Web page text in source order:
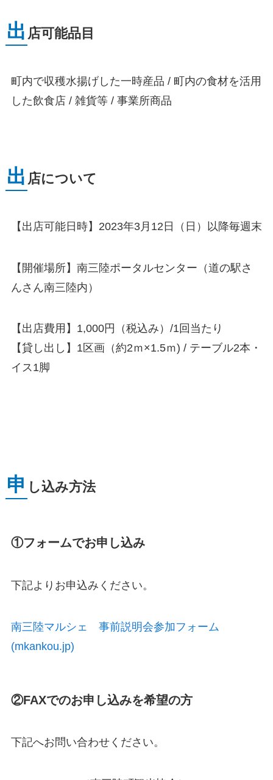
出 店可能品目
町内で収穫水揚げした一時産品 / 町内の食材を活用
した飲食店 / 雑貨等 / 事業所商品
出 店について
【出店可能日時】2023年3月12日（日）以降毎週末
【開催場所】南三陸ポータルセンター（道の駅さ
んさん南三陸内）
【出店費用】1,000円（税込み）/1回当たり
【貸し出し】1区画（約2ｍ×1.5ｍ) / テーブル2本・
イス1脚
申 し込み方法
①フォームでお申し込み
下記よりお申込みください。
南三陸マルシェ 事前説明会参加フォーム
(mkankou.jp)
②FAXでのお申し込みを希望の方
下記へお問い合わせください。